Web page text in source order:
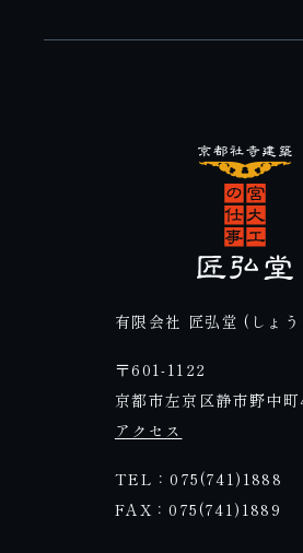
有限会社 匠弘堂 (しょ
〒601-1122
京都市左京区静市野中町
アクセス
TEL：075(741)1888
FAX：075(741)1889